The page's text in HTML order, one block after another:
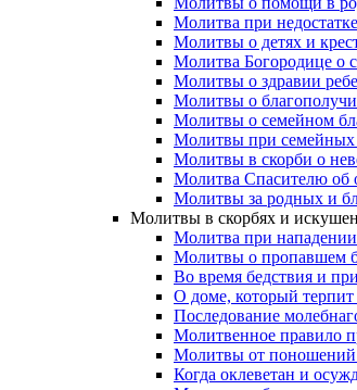
Молитва при
Молитвы о детях и
Молитва Богородице о
Молитвы о здравии
Молитвы о
Молитвы о семейном
Молитвы при семейных
Молитвы в скорби о
Молитва Спасителю об
Молитвы за родных и
Молитвы в скорбях и
Молитва при нападении
Молитвы о пропавшем
Во время бедствия и
О доме, который
Последование
Молитвенное правило
Молитвы от
Когда оклеветан и